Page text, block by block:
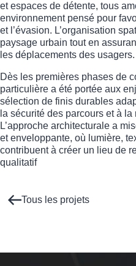
et espaces de détente, tous
environnement pensé pour
et l’évasion. L’organisation
paysage urbain tout en
les déplacements des usagers.
Dès les premières phases de
particulière a été portée aux
sélection de finis durables
la sécurité des parcours et à
L’approche architecturale a
et enveloppante, où lumière,
contribuent à créer un lieu de
qualitatif
Tous les projets